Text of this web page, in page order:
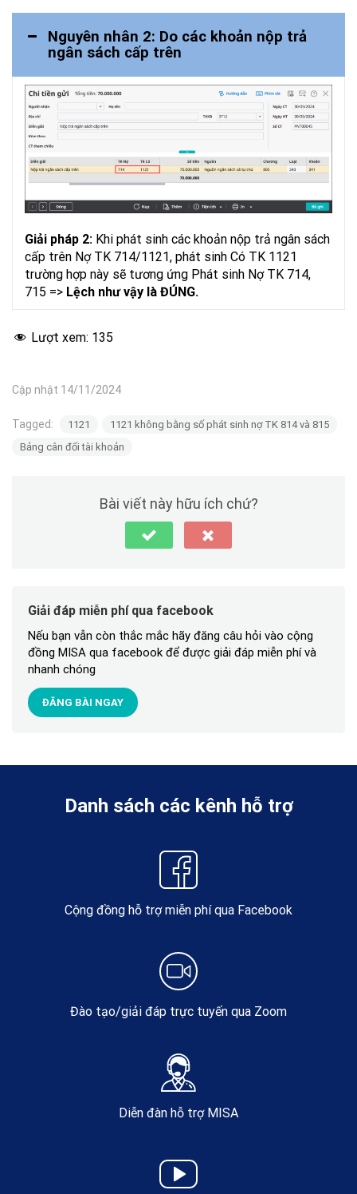
Giải pháp 1:
Nợ TK 815/714
Nợ TK 815/331
TK 1121
Lệch như vậy là đúng.
Nguyên nhân 2: Do các khoản nộp trả
ngân sách cấp trên
Giải pháp 2: Khi phát sinh các khoản nộp trả ngân sách
cấp trên Nợ TK 714/1121, phát sinh Có TK 1121
trường hợp này sẽ tương ứng Phát sinh Nợ TK 714,
715 => Lệch như vậy là ĐÚNG.
Lượt xem: 135
Cập nhật 14/11/2024
Tagged: 1121
1121 không bằng số phát sinh nợ TK 814 và 815
Bảng cân đối tài khoản
Bài viết này hữu ích chứ?
Giải đáp miễn phí qua facebook
Nếu bạn vẫn còn thắc mắc hãy đăng câu hỏi vào cộng
đồng MISA qua facebook để được giải đáp miễn phí và
nhanh chóng
ĐĂNG BÀI NGAY
Danh sách các kênh hỗ trợ
Cộng đồng hỗ trợ miễn phí qua Facebook
Đào tạo/giải đáp trực tuyến qua Zoom
Diễn đàn hỗ trợ MISA